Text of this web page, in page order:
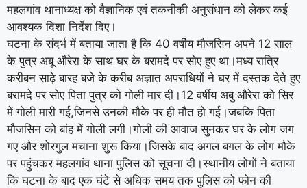
महलगांव थानाध्यक्ष को वैज्ञानिक एवं तकनीकी अनुसंधान को लेकर कई
आवश्यक दिशा निर्देश दिए।
घटना के संदर्भ में बताया जाता है कि 40 वर्षीय मौजसिन अपने 12 साल
के पुत्र अबू औरेरा के साथ घर के बरामदे पर सोए हुए था।मध्य रात्रि
करीबन साढ़े बारह बजे के करीब अज्ञात अपराधियों ने घर में दस्तक देते हुए
बरामदे पर सोए पिता पुत्र को गोली मार दी।12 वर्षीय अबु औरेरा को सिर
में गोली मारी गई,जिनसे उनकी मौके पर ही मौत हो गई।जबकि पिता
मौजसिन को बांह में गोली लगी।गोली की आवाज सुनकर घर के लोग जग
गए और शोरगुल मचाना शुरू किया।जिसके बाद अगल बगल के लोग मौके
पर पहुंचकर महलगांव थाना पुलिस को सूचना दी।स्थानीय लोगों ने बताया
कि घटना के बाद एक घंटे से अधिक समय तक पुलिस को फोन की